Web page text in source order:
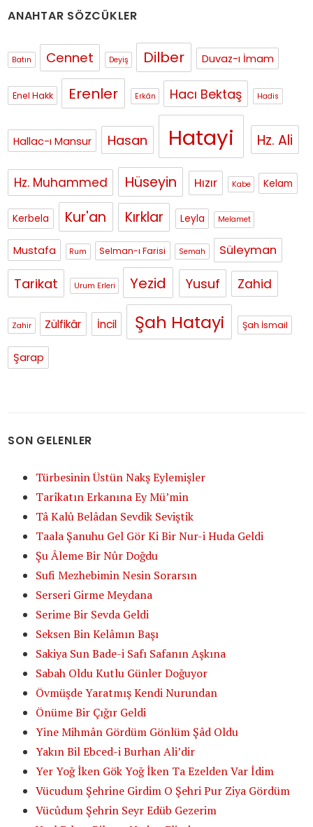
ANAHTAR SÖZCÜKLER
Batın Cennet Deyiş Dilber Duvaz-ı İmam
Enel Hakk Erenler Erkân Hacı Bektaş Hadis
Hallac-ı Mansur Hasan Hatayi Hz. Ali
Hz. Muhammed Hüseyin Hızır Kabe Kelam
Kerbela Kur'an Kırklar Leyla Melamet
Mustafa Rum Selman-ı Farisi Semah Süleyman
Tarikat Urum Erleri Yezid Yusuf Zahid
Zahir Zülfikâr İncil Şah Hatayi Şah İsmail
Şarap
SON GELENLER
Türbesinin Üstün Nakş Eylemişler
Tarîkatın Erkanına Ey Mü’min
Tâ Kalû Belâdan Sevdik Seviştik
Taala Şanuhu Gel Gör Ki Bir Nur-i Huda Geldi
Şu Âleme Bir Nûr Doğdu
Sufi Mezhebimin Nesin Sorarsın
Serseri Girme Meydana
Serime Bir Sevda Geldi
Seksen Bin Kelâmın Başı
Sakiya Sun Bade-i Safı Safanın Aşkına
Sabah Oldu Kutlu Günler Doğuyor
Övmüşde Yaratmış Kendi Nurundan
Önüme Bir Çığır Geldi
Yine Mihmân Gördüm Gönlüm Şâd Oldu
Yakın Bil Ebced-i Burhan Ali’dir
Yer Yoğ İken Gök Yoğ İken Ta Ezelden Var İdim
Vücudum Şehrine Girdim O Şehri Pur Ziya Gördüm
Vücûdum Şehrin Seyr Edüb Gezerim